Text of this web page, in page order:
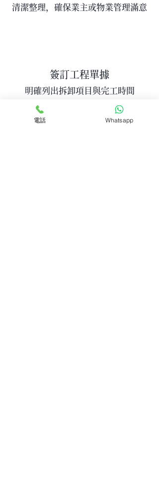
清潔整理，確保業主或物業管理滿意
簽訂工程單據
明確列出拆卸項目與完工時間
電話 Whatsapp